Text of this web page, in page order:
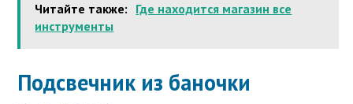
Читайте также: Где находится магазин все
инструменты
Подсвечник из баночки